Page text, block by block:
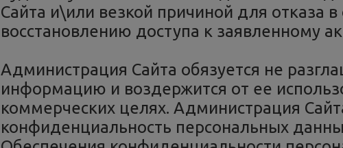
Сайта и\или везкой причиной для отказа в
восстановлению доступа к заявленному
Администрация Сайта обязуется не
информацию и воздержится от ее
коммерческих целях. Администрация
конфиденциальность персональных